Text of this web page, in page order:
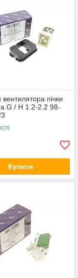
вентилятора пічки
G / H 1.2-2.2 98-
Купити